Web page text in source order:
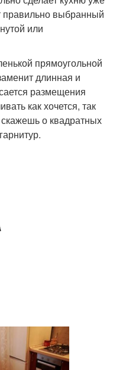
правильно выбранный
или
прямоугольной
длинная и
размещения
как хочется, так
скажешь о квадратных